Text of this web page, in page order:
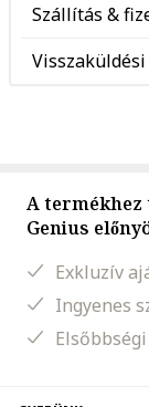
Szállítás &
A
Genius
Exkluzív
Ingyenes